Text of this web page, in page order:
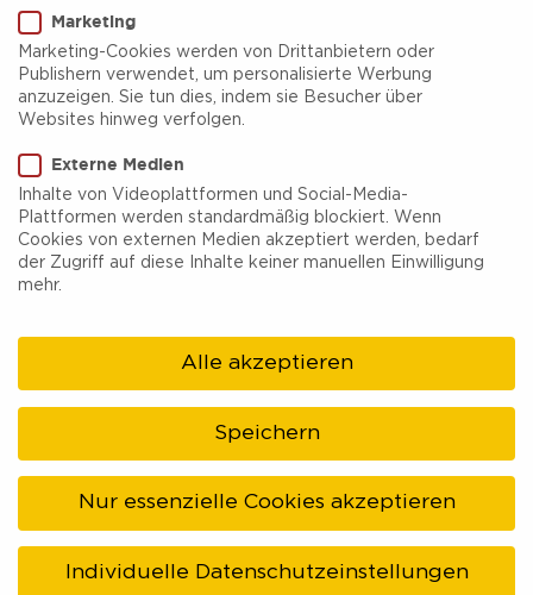
LWL-Museum Zeche
Nachtigall
In offenbart die Zeche Nachtigall die spannende
alle, die die Ursprünge der Industriekultur aus der
Nähe erleben möchten. Hier wird Geschichte
greifbar und erlebbar gemacht.
förmlich aus dem Schatten vergangener Zeiten.
Ausgerüstet mit Schutzhelmen, wartet im
Nachtigallstollen ein echtes Abenteuer. Die
der fachkundigen Führung ehemaliger Bergleute
bietet Einblicke, wie das "schwarze Gold" unter
schweren Bedingungen gefördert wurde.
Marketing
Marketing-Cookies werden von Drittanbietern oder
Publishern verwendet, um personalisierte Werbung
anzuzeigen. Sie tun dies, indem sie Besucher über
Websites hinweg verfolgen.
Externe Medien
Inhalte von Videoplattformen und Social-Media-
Plattformen werden standardmäßig blockiert. Wenn
Cookies von externen Medien akzeptiert werden, bedarf
der Zugriff auf diese Inhalte keiner manuellen Einwilligung
mehr.
Alle akzeptieren
Speichern
Nur essenzielle Cookies akzeptieren
Individuelle Datenschutzeinstellungen